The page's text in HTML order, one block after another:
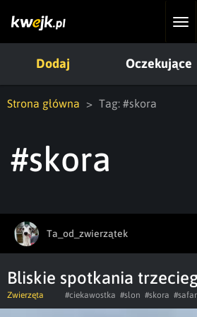
Dodaj Oczekujące
Strona główna Tag: #skora
#skora
Ta_od_zwierzątek
Bliskie spotkania
Zwierzęta #ciekawostka #slon #skora